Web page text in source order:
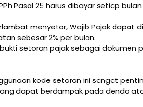
Pasal 25 harus dibayar setiap
menyetor, Wajib Pajak dapat
sebesar 2% per bulan.
setoran pajak sebagai dokumen
kode setoran ini sangat
dapat berdampak pada denda